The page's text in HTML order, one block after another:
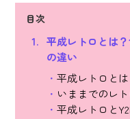
目次
平成レトロとは
の違い
平成レトロとは
いままでのレ
平成レトロと